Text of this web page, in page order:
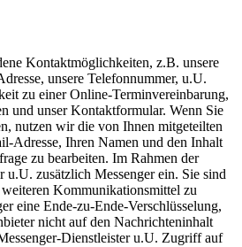
Kontaktmöglichkeiten, z.B. unsere
unsere Telefonnummer, u.U.
zu einer Online-Terminvereinbarung,
und unser Kontaktformular. Wenn Sie
nutzen wir die von Ihnen mitgeteilten
Adresse, Ihren Namen und den Inhalt
zu bearbeiten. Im Rahmen der
zusätzlich Messenger ein. Sie sind
Kommunikationsmittel zu
eine Ende-zu-Ende-Verschlüsselung,
nicht auf den Nachrichteninhalt
Dienstleister u.U. Zugriff auf